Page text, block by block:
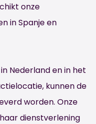
onze
in Spanje en
Nederland en in het
kunnen de
worden. Onze
dienstverlening